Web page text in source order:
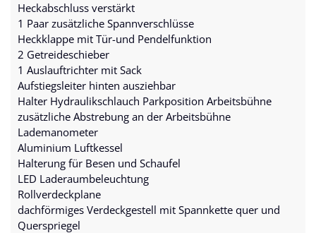
Heckabschluss verstärkt
1 Paar zusätzliche Spannverschlüsse
Heckklappe mit Tür-und Pendelfunktion
2 Getreideschieber
1 Auslauftrichter mit Sack
Aufstiegsleiter hinten ausziehbar
Halter Hydraulikschlauch Parkposition Arbeitsbühne
zusätzliche Abstrebung an der Arbeitsbühne
Lademanometer
Aluminium Luftkessel
Halterung für Besen und Schaufel
LED Laderaumbeleuchtung
Rollverdeckplane
dachförmiges Verdeckgestell mit Spannkette quer und
Querspriegel